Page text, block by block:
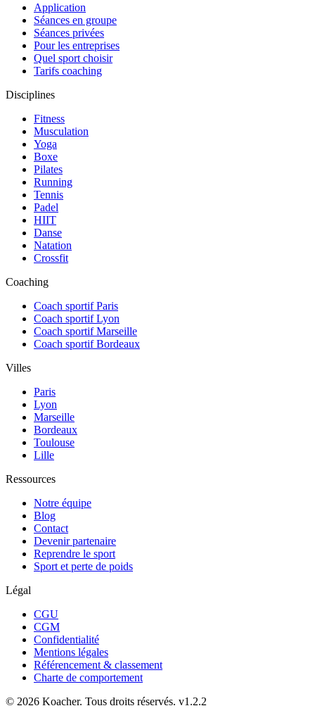
Application
Séances en groupe
Séances privées
Pour les entreprises
Quel sport choisir
Tarifs coaching
Disciplines
Fitness
Musculation
Yoga
Boxe
Pilates
Running
Tennis
Padel
HIIT
Danse
Natation
Crossfit
Coaching
Coach sportif Paris
Coach sportif Lyon
Coach sportif Marseille
Coach sportif Bordeaux
Villes
Paris
Lyon
Marseille
Bordeaux
Toulouse
Lille
Ressources
Notre équipe
Blog
Contact
Devenir partenaire
Reprendre le sport
Sport et perte de poids
Légal
CGU
CGM
Confidentialité
Mentions légales
Référencement & classement
Charte de comportement
© 2026 Koacher. Tous droits réservés. v1.2.2